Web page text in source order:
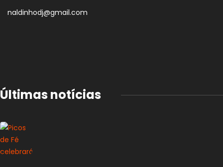
naldinhodj@gmail.com
Últimas notícias